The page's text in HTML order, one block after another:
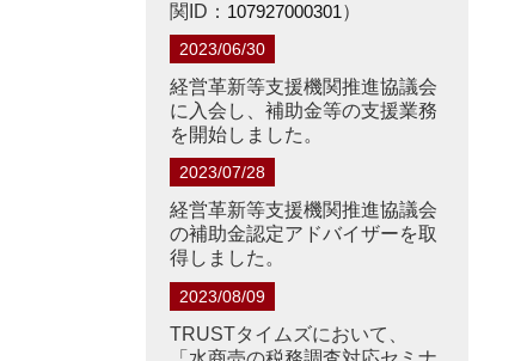
関ID： 107927000301）
2023/06/30
経営革新等支援機関推進協議会
に入会し、補助金等の支援業務
を開始しました。
2023/07/28
経営革新等支援機関推進協議会
の補助金認定アドバイザーを取
得しました。
2023/08/09
TRUSTタイムズにおいて、